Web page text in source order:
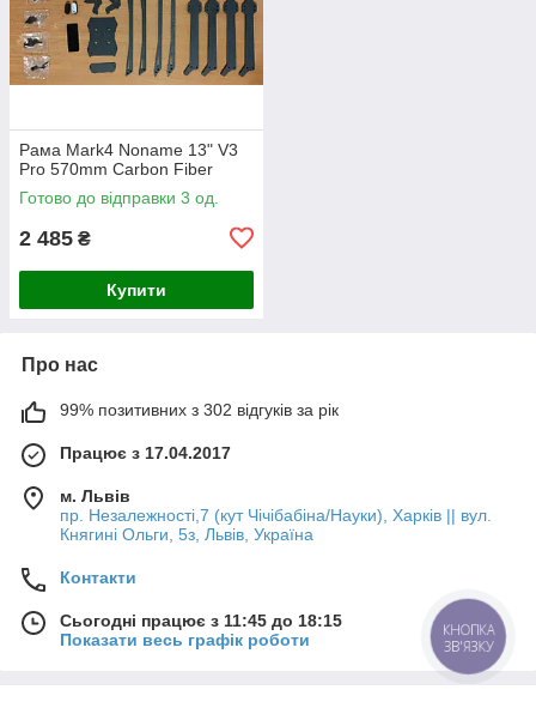
Рама Mark4 Noname 13" V3
Pro 570mm Carbon Fiber
Готово до відправки 3 од.
2 485 ₴
Купити
Про нас
99% позитивних з 302 відгуків за рік
Працює з 17.04.2017
м. Львів
пр. Незалежності,7 (кут Чічібабіна/Науки), Харків || вул.
Княгині Ольги, 5з, Львів, Україна
Контакти
Сьогодні працює з 11:45 до 18:15
Показати весь графік роботи
КНОПКА
ЗВ'ЯЗКУ